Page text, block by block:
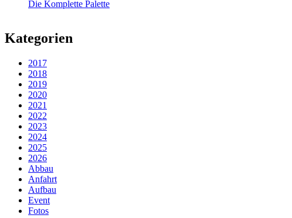
Die Komplette Palette
Kategorien
2017
2018
2019
2020
2021
2022
2023
2024
2025
2026
Abbau
Anfahrt
Aufbau
Event
Fotos